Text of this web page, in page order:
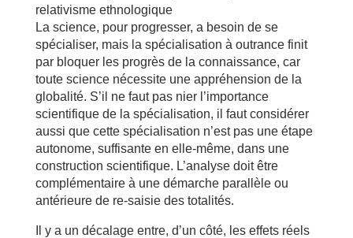
relativisme ethnologique
La science, pour progresser, a besoin de se
spécialiser, mais la spécialisation à outrance finit
par bloquer les progrès de la connaissance, car
toute science nécessite une appréhension de la
globalité. S’il ne faut pas nier l’importance
scientifique de la spécialisation, il faut considérer
aussi que cette spécialisation n’est pas une étape
autonome, suffisante en elle-même, dans une
construction scientifique. L’analyse doit être
complémentaire à une démarche parallèle ou
antérieure de re-saisie des totalités.
Il y a un décalage entre, d’un côté, les effets réels